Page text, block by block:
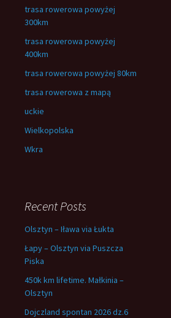
trasa rowerowa powyżej
300km
trasa rowerowa powyżej
400km
trasa rowerowa powyżej 80km
trasa rowerowa z mapą
uckie
Wielkopolska
Wkra
Recent Posts
Olsztyn – Iława via Łukta
Łapy – Olsztyn via Puszcza
Piska
450k km lifetime. Małkinia –
Olsztyn
Dojczland spontan 2026 dz.6